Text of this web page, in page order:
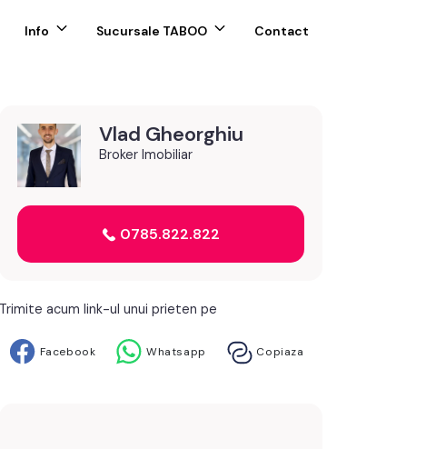
Info Sucursale TABOO Contact
Vlad Gheorghiu
Broker Imobiliar
0785.822.822
Trimite acum link-ul unui prieten pe
Facebook Whatsapp Copiaza